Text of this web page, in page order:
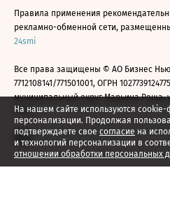
На нашем сайте используются
персонализации. Продолжая
подтверждаете свое согласие на
и технологий персонализации в
отношении обработки персональных
Правила применения
рекламно-обменной сети,
24smi
Все права защищены © АО Бизнес
7712108141/771501001, ОГРН
муниципальный округ Марьина Роща,
2026